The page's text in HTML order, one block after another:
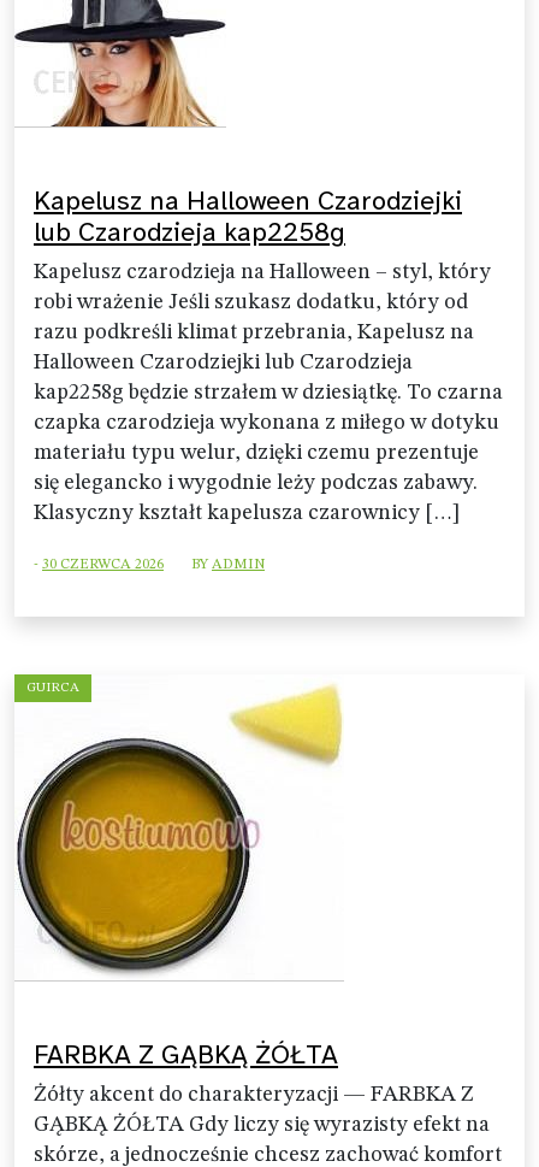
Kapelusz na Halloween Czarodziejki
lub Czarodzieja kap2258g
Kapelusz czarodzieja na Halloween – styl, który
robi wrażenie Jeśli szukasz dodatku, który od
razu podkreśli klimat przebrania, Kapelusz na
Halloween Czarodziejki lub Czarodzieja
kap2258g będzie strzałem w dziesiątkę. To czarna
czapka czarodzieja wykonana z miłego w dotyku
materiału typu welur, dzięki czemu prezentuje
się elegancko i wygodnie leży podczas zabawy.
Klasyczny kształt kapelusza czarownicy […]
- 30 CZERWCA 2026 BYADMIN
GUIRCA
FARBKA Z GĄBKĄ ŻÓŁTA
Żółty akcent do charakteryzacji — FARBKA Z
GĄBKĄ ŻÓŁTA Gdy liczy się wyrazisty efekt na
skórze, a jednocześnie chcesz zachować komfort